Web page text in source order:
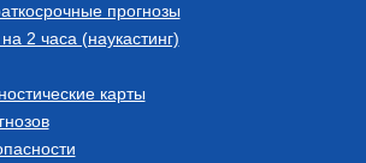
прогнозы
2 часа (наукастинг)
карты